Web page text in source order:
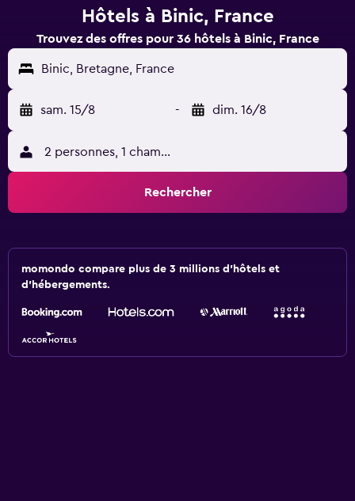
Hôtels à Binic, France
Trouvez des offres pour 36 hôtels à Binic, France
Binic, Bretagne, France
sam. 15/8 - dim. 16/8
2 personnes, 1 chambre
Rechercher
momondo compare plus de 3 millions d'hôtels et
d'hébergements.